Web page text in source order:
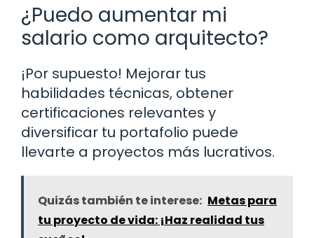
¿Puedo aumentar mi
salario como arquitecto?
¡Por supuesto! Mejorar tus
habilidades técnicas, obtener
certificaciones relevantes y
diversificar tu portafolio puede
llevarte a proyectos más lucrativos.
Quizás también te interese: Metas para
tu proyecto de vida: ¡Haz realidad tus